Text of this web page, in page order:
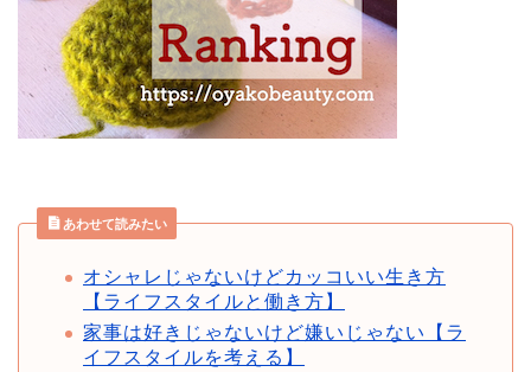
あわせて読みたい
オシャレじゃないけどカッコいい生き方
【ライフスタイルと働き方】
家事は好きじゃないけど嫌いじゃない【ラ
イフスタイルを考える】